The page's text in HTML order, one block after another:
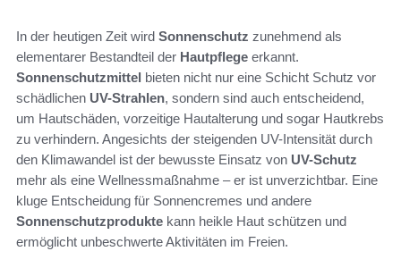
In der heutigen Zeit wird Sonnenschutz zunehmend als
elementarer Bestandteil der Hautpflege erkannt.
Sonnenschutzmittel bieten nicht nur eine Schicht Schutz vor
schädlichen UV-Strahlen, sondern sind auch entscheidend,
um Hautschäden, vorzeitige Hautalterung und sogar Hautkrebs
zu verhindern. Angesichts der steigenden UV-Intensität durch
den Klimawandel ist der bewusste Einsatz von UV-Schutz
mehr als eine Wellnessmaßnahme – er ist unverzichtbar. Eine
kluge Entscheidung für Sonnencremes und andere
Sonnenschutzprodukte kann heikle Haut schützen und
ermöglicht unbeschwerte Aktivitäten im Freien.